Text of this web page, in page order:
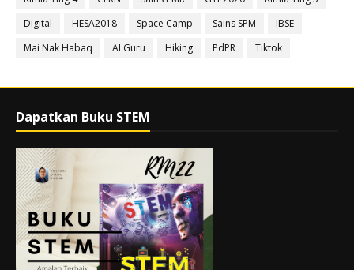
Digital
HESA2018 Space Camp Sains SPM
IBSE
Mai Nak Habaq
AI Guru Hiking PdPR Tiktok
Dapatkan Buku STEM